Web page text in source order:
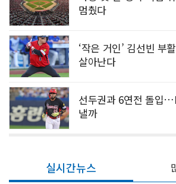
멈췄다
‘작은 거인’ 김선빈 부
살아난다
선두권과 6연전 돌입
낼까
실시간뉴스